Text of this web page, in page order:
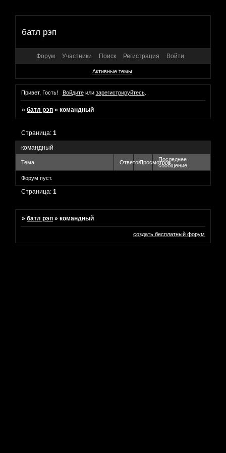
батл рэп
Форум Участники Поиск Регистрация Войти
Активные темы
Привет, Гость! Войдитеили зарегистрируйтесь.
»батл рэп »командный
командный
Страница:1
Тема ОтветовПросмотровПоследнее
сообщение
Форум пуст.
Страница:1
»батл рэп »командный
создать бесплатный форум